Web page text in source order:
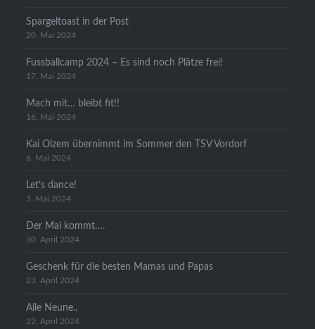
Spargeltoast in der Post
20. Mai 2024
Fussballcamp 2024 – Es sind noch Plätze frei!
17. Mai 2024
Mach mit… bleibt fit!!
16. Mai 2024
Kai Olzem übernimmt im Sommer den TSV Vordorf
6. Mai 2024
Let’s dance!
3. Mai 2024
Der Mai kommt….
30. April 2024
Geschenk für die besten Mamas und Papas
23. April 2024
Alle Neune..
22. April 2024